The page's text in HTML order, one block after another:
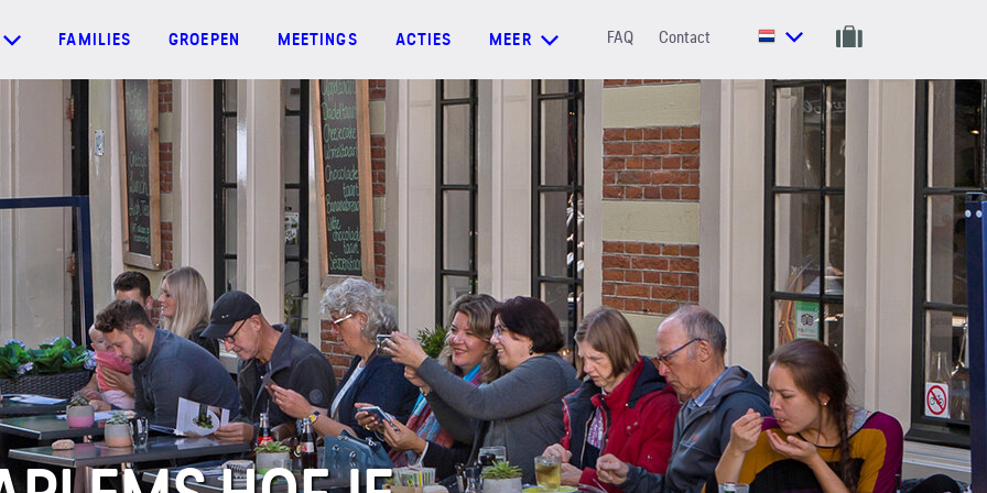
FAMILIES GROEPEN MEETINGS ACTIES MEER FAQ Contact